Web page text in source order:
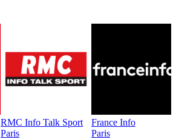
RMC Info Talk Sport
Paris
France Info
Paris